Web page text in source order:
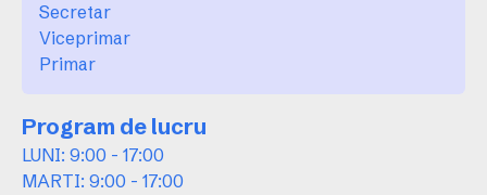
Secretar
Viceprimar
Primar
Program de lucru
LUNI: 9:00 - 17:00
MARTI: 9:00 - 17:00